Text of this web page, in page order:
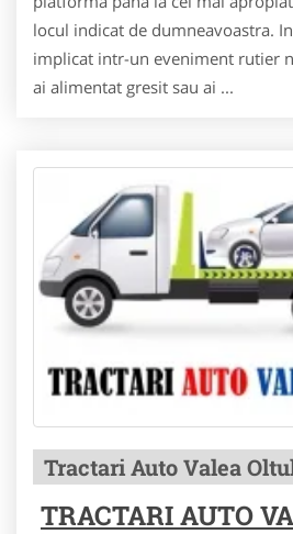
locul indicat de dumneavoastra.
implicat intr-un eveniment rutier
ai alimentat gresit sau ai ...
Tractari Auto Valea
TRACTARI AUTO